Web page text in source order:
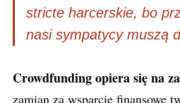
stricte harcerskie, bo
nasi sympatycy muszą
Crowdfunding opiera się na
zamian za wsparcie finansowe